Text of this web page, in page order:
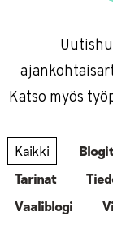
Katso myös
Kaikki
Tarinat
Vaaliblogi